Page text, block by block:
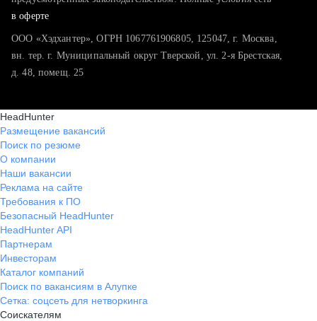
в оферте
ООО «Хэдхантер», ОГРН 1067761906805, 125047, г. Москва,
вн. тер. г. Муниципальный округ Тверской, ул. 2-я Брестская,
д. 48, помещ. 25
HeadHunter
Размещение вакансий
Поиск по резюме
О компании
Наши вакансии
Реклама на сайте
Требования к ПО
Безопасный HeadHunter
HeadHunter API
Партнерам
Инвесторам
Каталог компаний
Поиск по вакансиям в Алупке
Сетка: соцсеть для нетворкинга
Соискателям